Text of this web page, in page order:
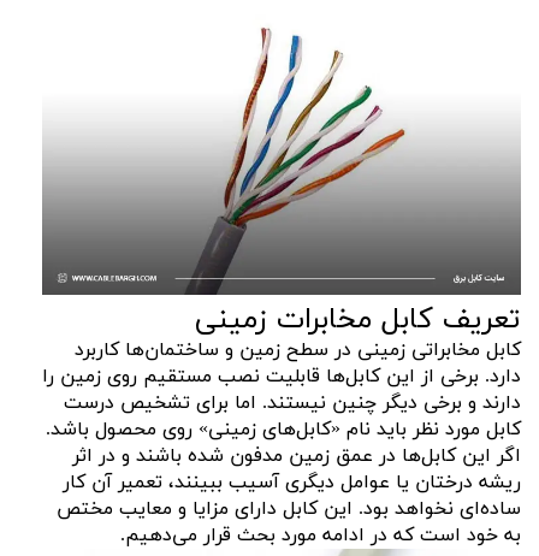
تعریف کابل مخابرات زمینی
کابل مخابراتی زمینی در سطح زمین و ساختمان‌ها کاربرد
دارد. برخی از این کابل‌ها قابلیت نصب مستقیم روی زمین را
دارند و برخی دیگر چنین نیستند. اما برای تشخیص درست
کابل مورد نظر باید نام «کابل‌های زمینی» روی محصول باشد.
اگر این کابل‌ها در عمق زمین مدفون شده باشند و در اثر
ریشه درختان یا عوامل دیگری آسیب ببینند، تعمیر آن کار
ساده‌ای نخواهد بود. این کابل دارای مزایا و معایب مختص
به خود است که در ادامه مورد بحث قرار می‌دهیم.